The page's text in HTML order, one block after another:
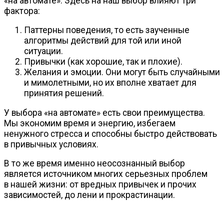
фактора:
Паттерны поведения, то есть заученные
алгоритмы действий для той или иной
ситуации.
Привычки (как хорошие, так и плохие).
Желания и эмоции. Они могут быть случайными
и мимолетными, но их вполне хватает для
принятия решений.
У выбора «на автомате» есть свои преимущества.
Мы экономим время и энергию, избегаем
ненужного стресса и способны быстро действовать
в привычных условиях.
В то же время именно неосознанный выбор
является источником многих серьезных проблем
в нашей жизни: от вредных привычек и прочих
зависимостей, до лени и прокрастинации.